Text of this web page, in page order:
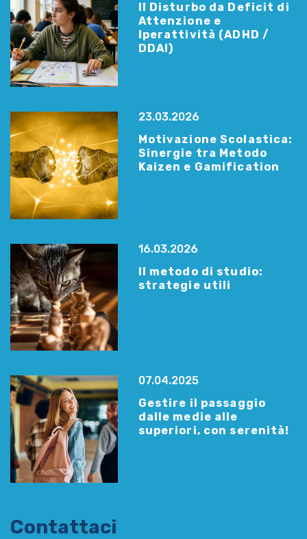
Il Disturbo da Deficit di
Attenzione e
Iperattività (ADHD /
DDAI)
23.03.2026
Motivazione Scolastica:
Sinergie tra Metodo
Kaizen e Gamification
16.03.2026
Il metodo di studio:
strategie utili
07.04.2025
Gestire il passaggio
dalle medie alle
superiori, con serenità!
Contattaci